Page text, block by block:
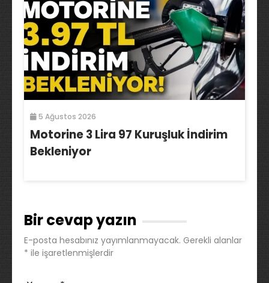
5 Ağustos 2026
Motorine 3 Lira 97 Kuruşluk İndirim
Bekleniyor
Bir cevap yazın
E-posta hesabınız yayımlanmayacak. Gerekli alanlar
* ile işaretlenmişlerdir